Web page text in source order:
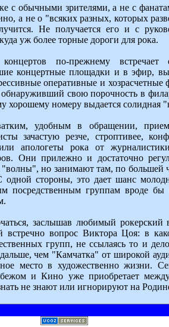
с обычными зрителями, а не с
а не о "всяких разных, которых
Не получается его и с
уж более торные дороги для рока.
по-прежнему
концертные площадки и в эфир,
оперативные и
обнаруживший свою порочность в
хорошему номеру выдается солидная
удобным в обращении,
зачастую резче, строптивее,
апологеты рока от
Они прилежно и достаточно
но занимают там, по большей
одной стороны, это дает шанс
посредственным группам вроде бы
заслышав любимый
встречно вопрос Виктора Цоя: в
групп, не ссылаясь то и
чем "Камчатка" от широкой
место в художественно жизни.
и Кино уже приобретает
не знают или игнорируют на